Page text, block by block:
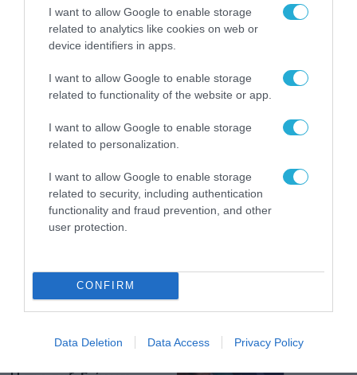
I want to allow Google to enable storage
related to analytics like cookies on web or
device identifiers in apps.
I want to allow Google to enable storage
related to functionality of the website or app.
I want to allow Google to enable storage
related to personalization.
I want to allow Google to enable storage
related to security, including authentication
functionality and fraud prevention, and other
user protection.
CONFIRM
Data Deletion Data Access Privacy Policy
Το χρηματοδοτούμενο
από την ΕΕ έργο “The
Gaming Police”
των παιδιών στο
διαδίκτυο
ΑΑΔΕ: Διευκρινίσεις
για τα πρόστιμα σε
παραβάσεις που
αφορούν τους ΦΗΜ
Σ. Καλαφάτης: «Η
Τεχνητή Νοημοσύνη
δεν είναι απλώς μια
επανάσταση»
Νέος οδηγός του ΕΚΤ
για τη χρηματοδότηση
των ελληνικών
χώρο της άμυνας
31.07.2026